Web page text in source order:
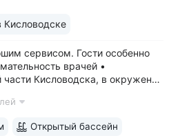
Кисловодске
сервисом. Гости особенно
врачей •
Кисловодска, в окружении
парк • Территория 3,2 га
Открытый бассейн